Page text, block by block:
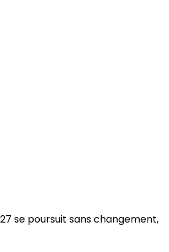
se poursuit sans changement,